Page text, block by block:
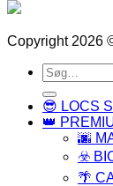
Copyright 2026
Søg
efter:
😎 LOCS
👑
🌆
☣️
🌴